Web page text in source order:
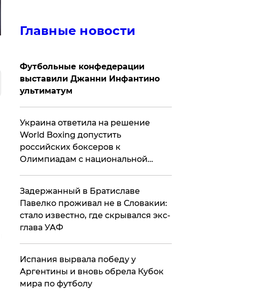
Главные новости
Футбольные конфедерации
выставили Джанни Инфантино
ультиматум
Украина ответила на решение
World Boxing допустить
российских боксеров к
Олимпиадам с национальной
Задержанный в Братиславе
Павелко проживал не в Словакии:
стало известно, где скрывался экс-
глава УАФ
Испания вырвала победу у
Аргентины и вновь обрела Кубок
мира по футболу